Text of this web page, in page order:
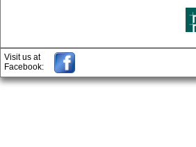
Visit us at
Facebook: